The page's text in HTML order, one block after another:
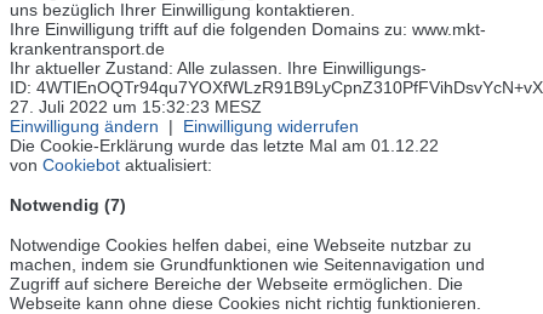
uns bezüglich Ihrer Einwilligung kontaktieren.
Ihre Einwilligung trifft auf die folgenden Domains zu: www.mkt-
krankentransport.de
Ihr aktueller Zustand: Alle zulassen. Ihre Einwilligungs-
ID:
27. Juli 2022 um 15:32:23 MESZ
Einwilligung ändern | Einwilligung widerrufen
Die Cookie-Erklärung wurde das letzte Mal am 01.12.22
von Cookiebot aktualisiert:
Notwendig (7)
Notwendige Cookies helfen dabei, eine Webseite nutzbar zu
machen, indem sie Grundfunktionen wie Seitennavigation und
Zugriff auf sichere Bereiche der Webseite ermöglichen. Die
Webseite kann ohne diese Cookies nicht richtig funktionieren.